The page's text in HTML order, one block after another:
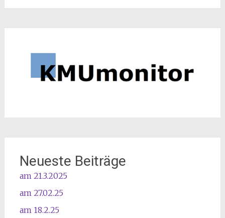
Neueste Beiträge
am 21.3.2025
am 27.02.25
am 18.2.25